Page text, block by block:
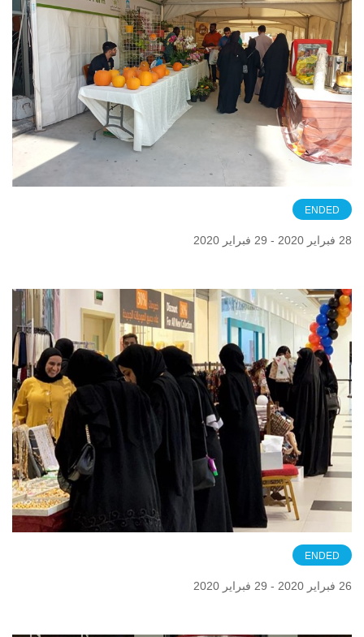
ENDED
28 فبراير 2020 - 29 فبراير 2020
ENDED
26 فبراير 2020 - 29 فبراير 2020